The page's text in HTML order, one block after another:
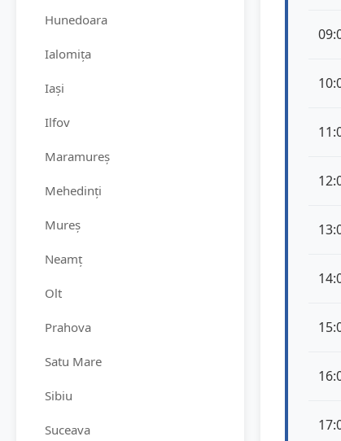
Hunedoara
Ialomița
Iași
Ilfov
Maramureș
Mehedinți
Mureș
Neamț
Olt
Prahova
Satu Mare
Sibiu
Suceava